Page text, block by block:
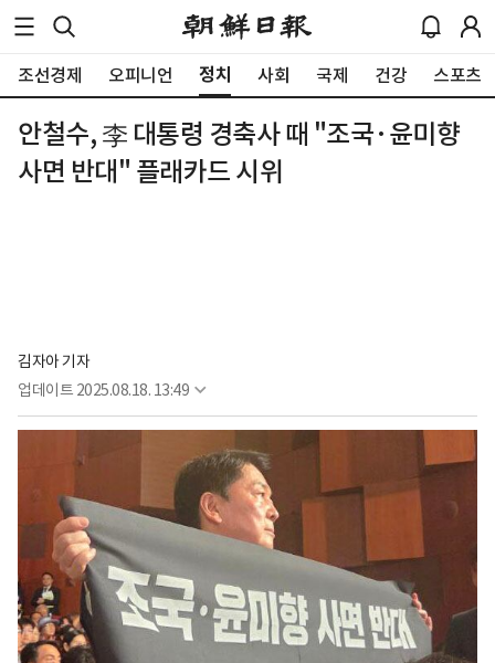
조선경제 오피니언 정치 사회 국제 건강 스포츠
안철수, 李 대통령 경축사 때 "조국·윤미향
사면 반대" 플래카드 시위
김자아 기자
업데이트 2025.08.18. 13:49